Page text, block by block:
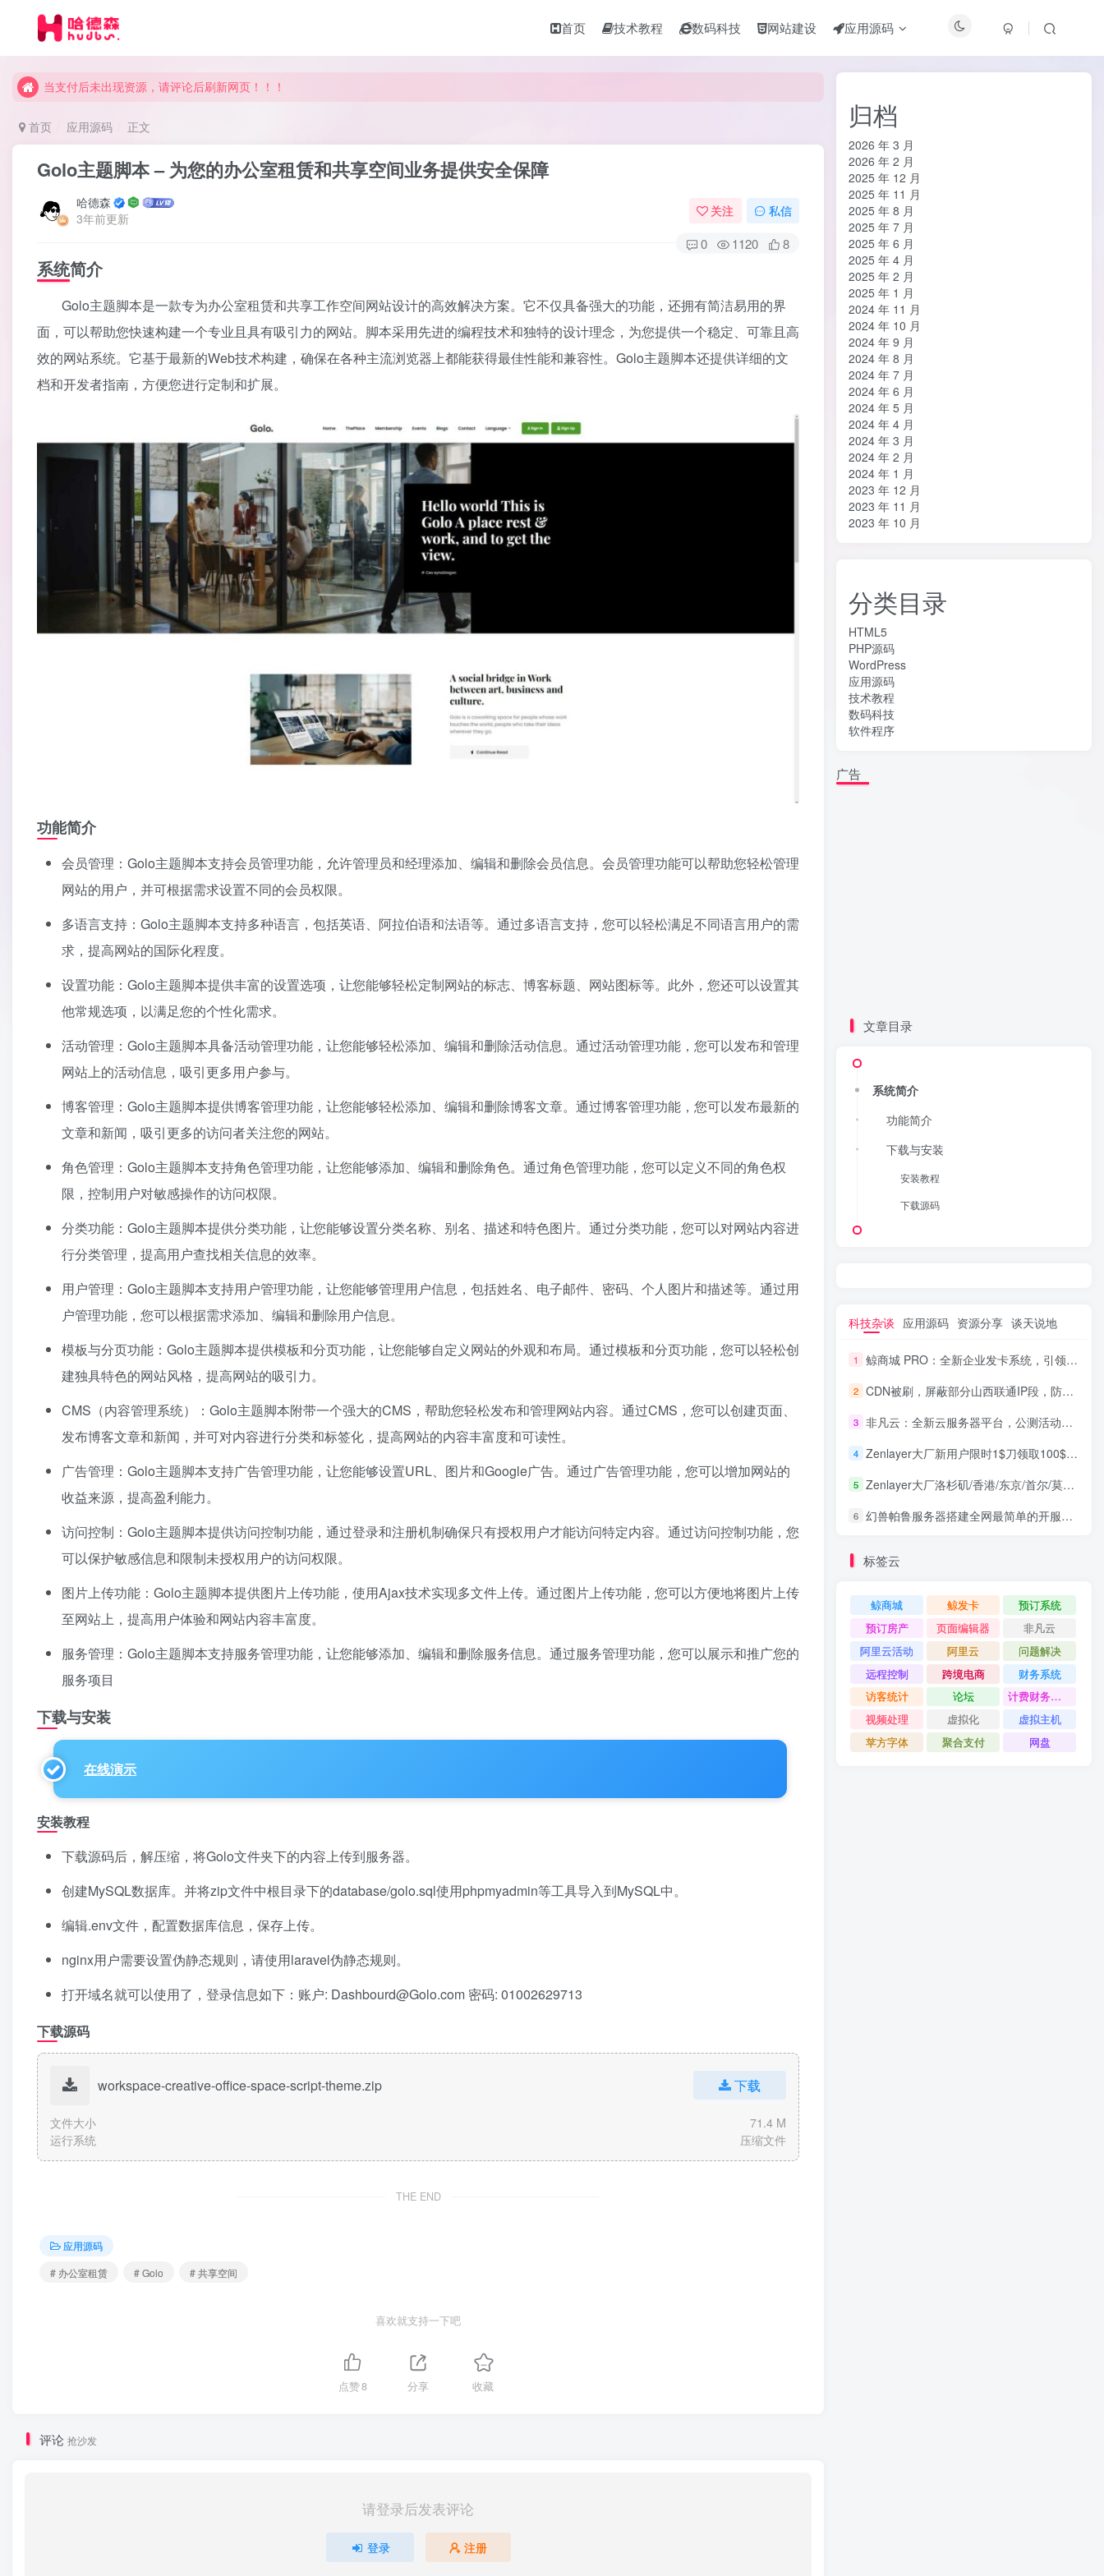
首页 技术教程 数码科技 网站建设 应用源码
当支付后未出现资源，请评论后刷新网页！！！
当支付后未出现资源，请评论后刷新网页！！！
当支付后未出现资源，请评论后刷新网页！！！
首页 应用源码 正文
Golo主题脚本 – 为您的办公室租赁和共享空间业务提供安全保障
哈德森
3年前更新
关注 私信
0 1120 8
系统简介
Golo主题脚本是一款专为办公室租赁和共享工作空间网站设计的高效解决方案。它不仅具备强大的功能，还拥有简洁易用的界
面，可以帮助您快速构建一个专业且具有吸引力的网站。脚本采用先进的编程技术和独特的设计理念，为您提供一个稳定、可靠且高
效的网站系统。它基于最新的Web技术构建，确保在各种主流浏览器上都能获得最佳性能和兼容性。Golo主题脚本还提供详细的文
档和开发者指南，方便您进行定制和扩展。
功能简介
会员管理：Golo主题脚本支持会员管理功能，允许管理员和经理添加、编辑和删除会员信息。会员管理功能可以帮助您轻松管理
网站的用户，并可根据需求设置不同的会员权限。
多语言支持：Golo主题脚本支持多种语言，包括英语、阿拉伯语和法语等。通过多语言支持，您可以轻松满足不同语言用户的需
求，提高网站的国际化程度。
设置功能：Golo主题脚本提供丰富的设置选项，让您能够轻松定制网站的标志、博客标题、网站图标等。此外，您还可以设置其
他常规选项，以满足您的个性化需求。
活动管理：Golo主题脚本具备活动管理功能，让您能够轻松添加、编辑和删除活动信息。通过活动管理功能，您可以发布和管理
网站上的活动信息，吸引更多用户参与。
博客管理：Golo主题脚本提供博客管理功能，让您能够轻松添加、编辑和删除博客文章。通过博客管理功能，您可以发布最新的
文章和新闻，吸引更多的访问者关注您的网站。
角色管理：Golo主题脚本支持角色管理功能，让您能够添加、编辑和删除角色。通过角色管理功能，您可以定义不同的角色权
限，控制用户对敏感操作的访问权限。
分类功能：Golo主题脚本提供分类功能，让您能够设置分类名称、别名、描述和特色图片。通过分类功能，您可以对网站内容进
行分类管理，提高用户查找相关信息的效率。
用户管理：Golo主题脚本支持用户管理功能，让您能够管理用户信息，包括姓名、电子邮件、密码、个人图片和描述等。通过用
户管理功能，您可以根据需求添加、编辑和删除用户信息。
模板与分页功能：Golo主题脚本提供模板和分页功能，让您能够自定义网站的外观和布局。通过模板和分页功能，您可以轻松创
建独具特色的网站风格，提高网站的吸引力。
CMS（内容管理系统）：Golo主题脚本附带一个强大的CMS，帮助您轻松发布和管理网站内容。通过CMS，您可以创建页面、
发布博客文章和新闻，并可对内容进行分类和标签化，提高网站的内容丰富度和可读性。
广告管理：Golo主题脚本支持广告管理功能，让您能够设置URL、图片和Google广告。通过广告管理功能，您可以增加网站的
收益来源，提高盈利能力。
访问控制：Golo主题脚本提供访问控制功能，通过登录和注册机制确保只有授权用户才能访问特定内容。通过访问控制功能，您
可以保护敏感信息和限制未授权用户的访问权限。
图片上传功能：Golo主题脚本提供图片上传功能，使用Ajax技术实现多文件上传。通过图片上传功能，您可以方便地将图片上传
至网站上，提高用户体验和网站内容丰富度。
服务管理：Golo主题脚本支持服务管理功能，让您能够添加、编辑和删除服务信息。通过服务管理功能，您可以展示和推广您的
服务项目
下载与安装
在线演示
安装教程
下载源码后，解压缩，将Golo文件夹下的内容上传到服务器。
创建MySQL数据库。并将zip文件中根目录下的database/golo.sql使用phpmyadmin等工具导入到MySQL中。
编辑.env文件，配置数据库信息，保存上传。
nginx用户需要设置伪静态规则，请使用laravel伪静态规则。
打开域名就可以使用了，登录信息如下：账户: Dashbourd@Golo.com 密码: 01002629713
下载源码
workspace-creative-office-space-script-theme.zip 下载
文件大小
71.4 M
运行系统
压缩文件
THE END
应用源码
# 办公室租赁
# Golo # 共享空间
喜欢就支持一下吧
点赞8 分享 收藏
评论 抢沙发
请登录后发表评论
登录 注册
归档
2026 年 3 月
2026 年 2 月
2025 年 12 月
2025 年 11 月
2025 年 8 月
2025 年 7 月
2025 年 6 月
2025 年 4 月
2025 年 2 月
2025 年 1 月
2024 年 11 月
2024 年 10 月
2024 年 9 月
2024 年 8 月
2024 年 7 月
2024 年 6 月
2024 年 5 月
2024 年 4 月
2024 年 3 月
2024 年 2 月
2024 年 1 月
2023 年 12 月
2023 年 11 月
2023 年 10 月
分类目录
HTML5
PHP源码
WordPress
应用源码
技术教程
数码科技
软件程序
广告
文章目录
系统简介
功能简介
下载与安装
安装教程
下载源码
科技杂谈 应用源码 资源分享 谈天说地
1 鲸商城 PRO：全新企业发卡系统，引领数字商业新潮流
2 CDN被刷，屏蔽部分山西联通IP段，防范恶意流量攻击
3 非凡云：全新云服务器平台，公测活动盛大开启+注册即送免费洛杉矶服务器
4 Zenlayer大厂新用户限时1$刀领取100$美刀不限制开通的产品比如独立服务器和VPS
5 Zenlayer大厂洛杉矶/香港/东京/首尔/莫斯科/圣保罗等地服务器4折秒杀优惠续费同价
6 幻兽帕鲁服务器搭建全网最简单的开服windows系统
标签云
鲸商城 鲸发卡
预订系统
预订房产
页面编辑器
非凡云
阿里云活动
阿里云
问题解决
远程控制
跨境电商
财务系统
访客统计
论坛
计费财务系统
视频处理
虚拟化
虚拟主机
苹方字体
聚合支付 网盘